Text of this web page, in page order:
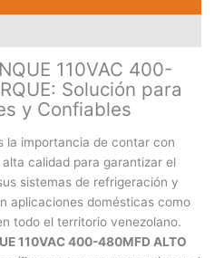
110VAC 400-
Solución para
y Confiables
la importancia de contar con
calidad para garantizar el
sistemas de refrigeración y
aplicaciones domésticas como
todo el territorio venezolano.
110VAC 400-480MFD ALTO